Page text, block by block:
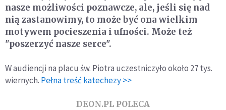
nasze możliwości poznawcze, ale, jeśli się nad
nią zastanowimy, to może być ona wielkim
motywem pocieszenia i ufności. Może też
"poszerzyć nasze serce".
W audiencji na placu św. Piotra uczestniczyło około 27 tys.
wiernych. Pełna treść katechezy >>
DEON.PL POLECA